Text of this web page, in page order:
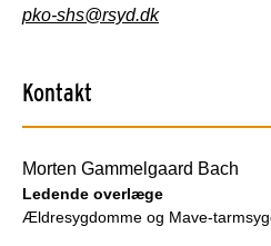
pko-shs@rsyd.dk
Kontakt
Morten Gammelgaard Bach
Ledende overlæge
Ældresygdomme og Mave-